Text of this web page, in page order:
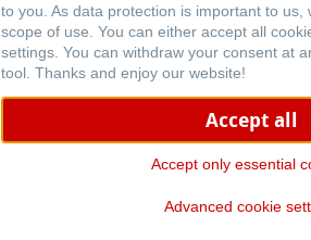
to you. As data protection is important to us,
scope of use. You can either accept all
settings. You can withdraw your consent at
tool. Thanks and enjoy our website!
Accept all
Accept only essential
Advanced cookie